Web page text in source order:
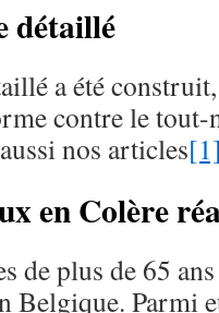
détaillé
a été
contre le
nos articles
en Colère
de plus de 65
Belgique. Parmi